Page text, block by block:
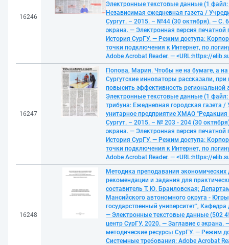
16246
Электронные текстовые данные (1
Независимая ежедневная газета /
Сургут. – 2015. – №44 (30 октября). — С.
экрана. — Электронная версия
История СурГУ. — Режим доступа:
точки подключения к Интернет, по
Adobe Acrobat Reader. — <URL:https://
16247
Попова, Мария. Чтобы не на бумаге, а
Сургутские инноваторы рассказали, при
повысить эффективность
Электронные текстовые данные (1
трибуна: Ежедневная городская газета /
унитарное предприятие ХМАО "Редакция
Сургут. – 2015. – № 203 - 204 (30
экрана. — Электронная версия
История СурГУ. — Режим доступа:
точки подключения к Интернет, по
Adobe Acrobat Reader. — <URL:https://
16248
Методика преподавания экономических
рекомендации и задания для
составитель Т. Ю. Браиловская;
Мансийского автономного округа -
государственный университет",
— Электронные текстовые данные (502
центр СурГУ, 2020. — Заглавие с экрана.
методические ресурсы СурГУ. — Режим
Системные требования: Adobe Acrobat